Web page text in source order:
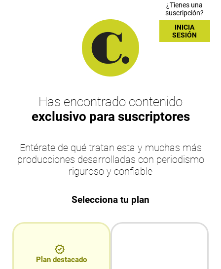
¿Tienes una
suscripción?
INICIA
SESIÓN
Has encontrado contenido
exclusivo para suscriptores
Entérate de qué tratan esta y muchas más
producciones desarrolladas con periodismo
riguroso y confiable
Selecciona tu plan
Plan destacado